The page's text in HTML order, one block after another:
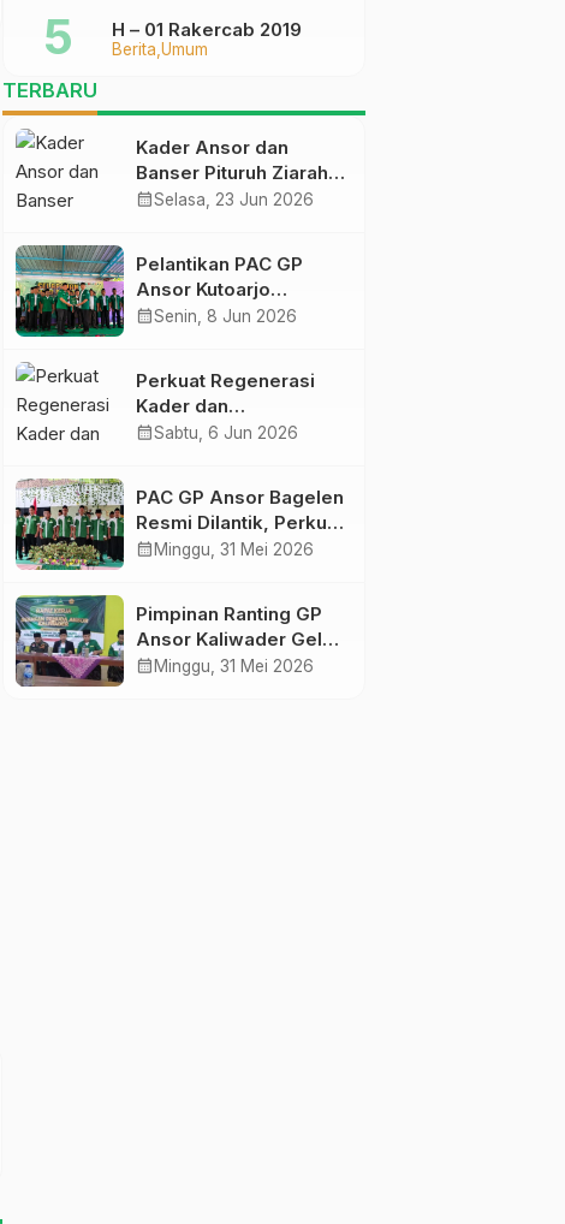
Berita Umum
H – 01 Rakercab 2019
TERBARU
Kader Ansor dan
Banser Pituruh Ziarah
Muassis NU di
NU-an
calendar_monthSelasa, 23 Jun 2026
Pelantikan PAC GP
Ansor Kutoarjo
Berlangsung Khidmat,
Bermanfaat bagi Umat
calendar_monthSenin, 8 Jun 2026
Perkuat Regenerasi
Kader dan
Kepemimpinan, Empat
Reorganisasi
calendar_monthSabtu, 6 Jun 2026
PAC GP Ansor Bagelen
Resmi Dilantik, Perkuat
Kaderisasi dan
calendar_month Minggu, 31 Mei 2026
Pimpinan Ranting GP
Ansor Kaliwader Gelar
Raker dan Buka
calendar_month Minggu, 31 Mei 2026